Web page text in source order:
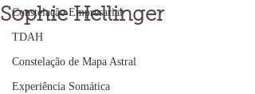
Constelação Empresarial
TDAH
Constelação de Mapa Astral
Experiência Somática
Sophie Hellinger